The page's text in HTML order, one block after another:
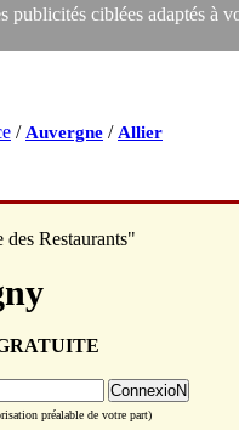
ciblées adaptés à
/ Auvergne / Allier
Restaurants"
préalable de votre part)